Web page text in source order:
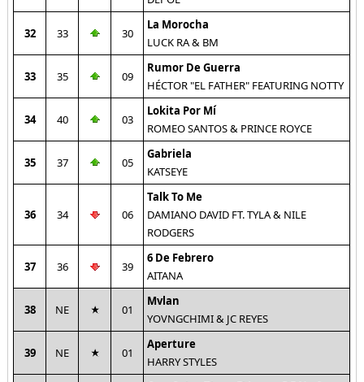
32 33 30
La Morocha
LUCK RA & BM
33 35 09
Rumor De Guerra
HÉCTOR "EL FATHER" FEATURING NOTTY
34 40 03
Lokita Por Mí
ROMEO SANTOS & PRINCE ROYCE
35 37 05
Gabriela
KATSEYE
36 34 06
Talk To Me
DAMIANO DAVID FT. TYLA & NILE
RODGERS
37 36 39
6 De Febrero
AITANA
38 NE 01
Mvlan
YOVNGCHIMI & JC REYES
39 NE 01
Aperture
HARRY STYLES